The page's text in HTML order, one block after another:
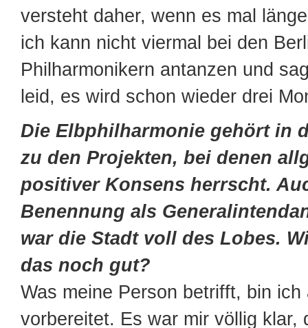
versteht daher, wenn es mal
ich kann nicht viermal bei den
Philharmonikern antanzen und
leid, es wird schon wieder drei
Die Elbphilharmonie gehört in
zu den Projekten, bei denen
positiver Konsens herrscht.
Benennung als
war die Stadt voll des Lobes.
das noch gut?
Was meine Person betrifft, bin ich
vorbereitet. Es war mir völlig klar,